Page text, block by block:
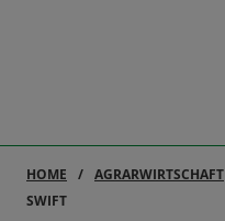
HOME AGRARWIRTSCHAFT
SWIFT